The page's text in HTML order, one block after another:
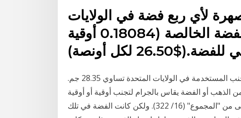
لأي ربع فضة في الولايات
المتحدة بضرب محتواها من الفضة الخالصة (0.18084 أوقية
أوقية تروي تساوي 31.1 جم ، في حين أن أونصة التجنب المستخدمة في الولايات المتحدة تساوي 28.35 جم.
الذهب أو الفضة يقاس بالجرام لتجنب أوقية أو أوقية
تروي. نصف أوقية، وذلك خمسمائة درهم)" انتهى من "المجموع" (16/ 322). ولكن كانت الفضة في تلك